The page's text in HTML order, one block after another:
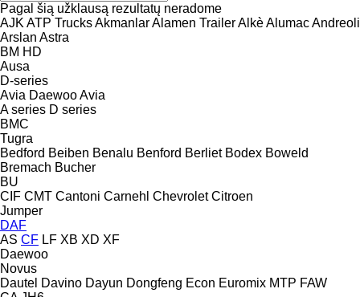
Pagal šią užklausą rezultatų neradome
AJK ATP TrucksAkmanlarAlamen TrailerAlkèAlumacAndreoli
Arslan Astra
BM HD
Ausa
D-series
Avia DaewooAvia
A series D series
BMC
Tugra
Bedford Beiben Benalu Benford Berliet Bodex Boweld
Bremach Bucher
BU
CIF CMT Cantoni Carnehl Chevrolet Citroen
Jumper
DAF
AS CF LF XB XD XF
Daewoo
Novus
Dautel Davino Dayun Dongfeng Econ Euromix MTP FAW